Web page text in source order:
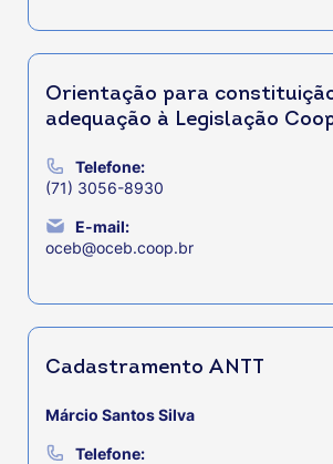
Orientação para
adequação à Legislação
Telefone:
(71) 3056-8930
E-mail:
oceb@oceb.coop.br
Cadastramento ANTT
Márcio Santos Silva
Telefone: